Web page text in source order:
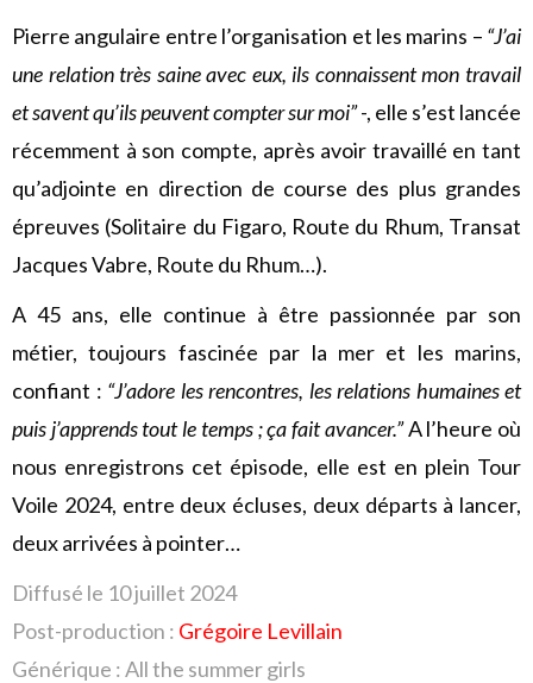
Pierre angulaire entre l’organisation et les marins – “J’ai
une relation très saine avec eux, ils connaissent mon travail
et savent qu’ils peuvent compter sur moi”-, elle s’est lancée
récemment à son compte, après avoir travaillé en tant
qu’adjointe en direction de course des plus grandes
épreuves (Solitaire du Figaro, Route du Rhum, Transat
Jacques Vabre, Route du Rhum…).
A 45 ans, elle continue à être passionnée par son
métier, toujours fascinée par la mer et les marins,
confiant : “J’adore les rencontres, les relations humaines et
puis j’apprends tout le temps ; ça fait avancer.”A l’heure où
nous enregistrons cet épisode, elle est en plein Tour
Voile 2024, entre deux écluses, deux départs à lancer,
deux arrivées à pointer…
Diffusé le 10 juillet 2024
Post-production : Grégoire Levillain
Générique : All the summer girls